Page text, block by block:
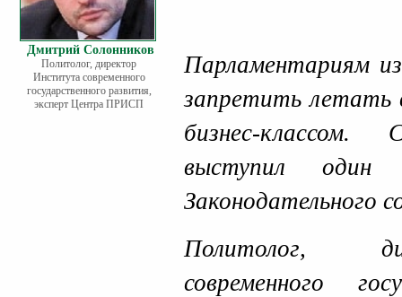
Дмитрий Солонников
Политолог, директор
Института современного
государственного развития,
эксперт Центра ПРИСП
Парламентариям
запретить летать
бизнес-
выступил один
Законодательного
Политолог,
современного